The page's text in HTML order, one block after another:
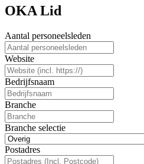
OKA Lid
Aantal personeelsleden
Website
Bedrijfsnaam
Branche
Branche selectie
Postadres